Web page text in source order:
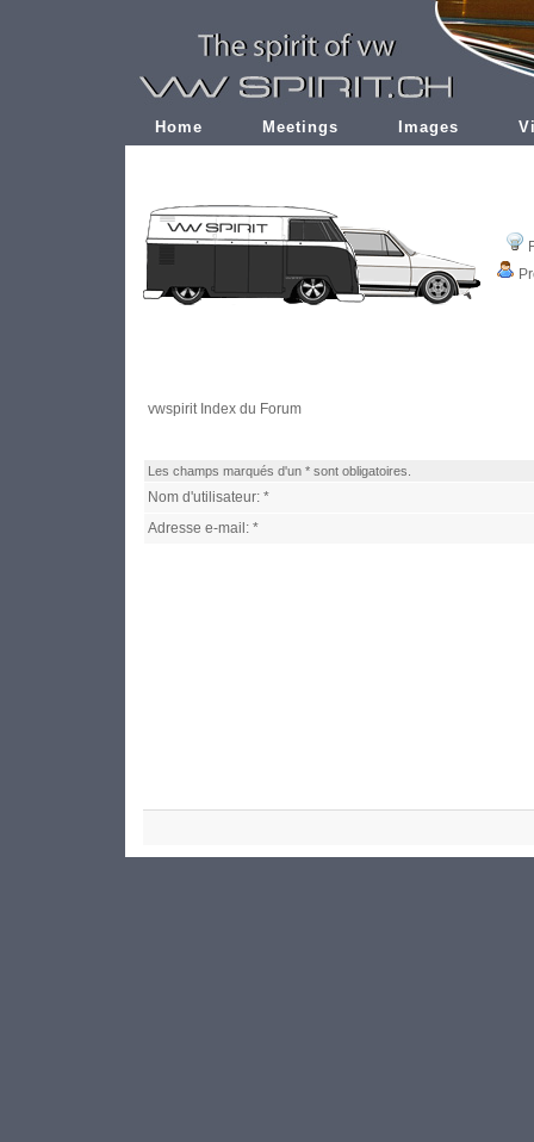
Home Meetings Images
vwspirit Index du Forum
Les champs marqués d'un * sont obligatoires.
Nom d'utilisateur: *
Adresse e-mail: *